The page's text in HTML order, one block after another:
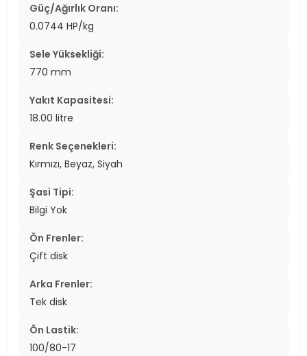
Güç/Ağırlık Oranı:
0.0744 HP/kg
Sele Yüksekliği:
770 mm
Yakıt Kapasitesi:
18.00 litre
Renk Seçenekleri:
Kırmızı, Beyaz, Siyah
Şasi Tipi:
Bilgi Yok
Ön Frenler:
Çift disk
Arka Frenler:
Tek disk
Ön Lastik:
100/80-17